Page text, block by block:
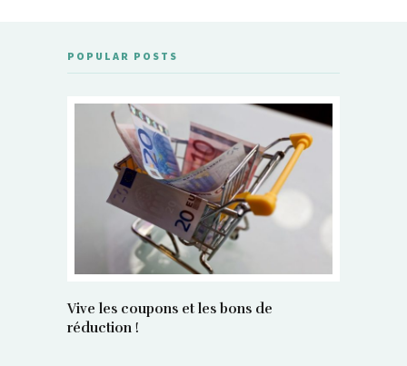
POPULAR POSTS
Vive les coupons et les bons de
réduction !